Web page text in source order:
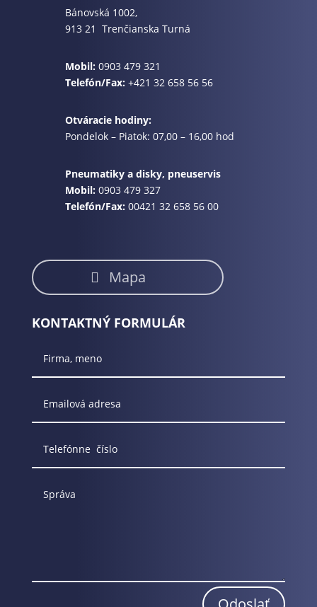
Bánovská 1002,
913 21 Trenčianska Turná
Mobil: 0903 479 321
Telefón/Fax:+421 32 658 56 56
Otváracie hodiny:
Pondelok – Piatok: 07,00 – 16,00 hod
Pneumatiky a disky, pneuservis
Mobil: 0903 479 327
Telefón/Fax:00421 32 658 56 00
Mapa
KONTAKTNÝ FORMULÁR